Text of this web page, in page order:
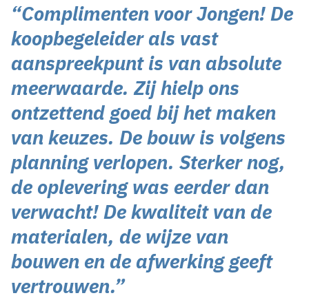
“Complimenten voor Jongen! De
koopbegeleider als vast
aanspreekpunt is van absolute
meerwaarde. Zij hielp ons
ontzettend goed bij het maken
van keuzes. De bouw is volgens
planning verlopen. Sterker nog,
de oplevering was eerder dan
verwacht! De kwaliteit van de
materialen, de wijze van
bouwen en de afwerking geeft
vertrouwen.”